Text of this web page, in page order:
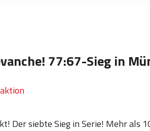
77:67-Sieg in
Der siebte Sieg in Serie! Mehr als